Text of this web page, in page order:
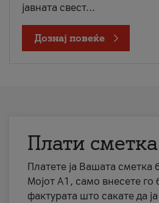
јавната свест...
Дознај повеќе
Плати сметка
Платете ја Вашата сметка
Мојот А1, само внесете го
фактурата што сакате да